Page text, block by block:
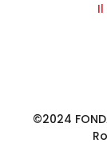
©2024